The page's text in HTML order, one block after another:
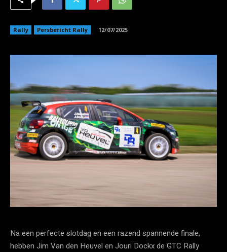
Rally Persbericht Rally 12/07/2025
Na een perfecte slotdag en een razend spannende finale,
hebben Jim Van den Heuvel en Jouri Dockx de GTC Rally